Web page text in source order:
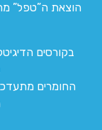
הוצאת ה”טפל”
בקורסים
החומרים